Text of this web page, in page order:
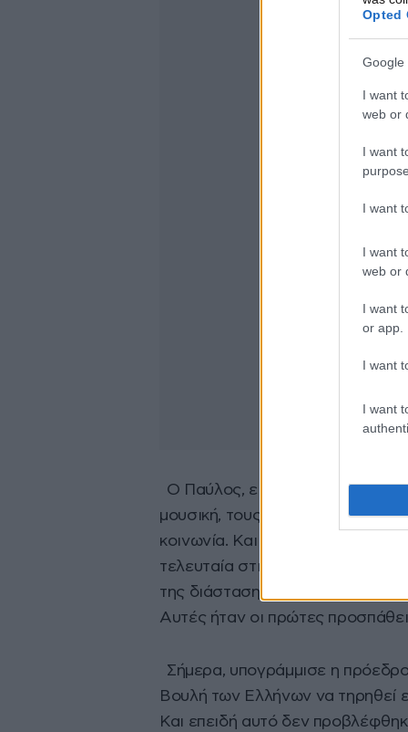
Opted
Google
I want
web or
I want
I want
I want
web or
I want
or app.
I want
I want
Ο Παύλος, είπε η κ.
μουσική, τους στίχους και το
κοινωνία. Και οφείλουμε να μην
τελευταία στιγμή για να
της διάσταση, με τις αφηγήσεις
Αυτές ήταν οι πρώτες
Σήμερα, υπογράμμισε η
Βουλή των Ελλήνων να τηρηθεί
Και επειδή αυτό δεν